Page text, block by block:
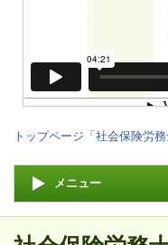
トップページ「社会保険労務
メニュー